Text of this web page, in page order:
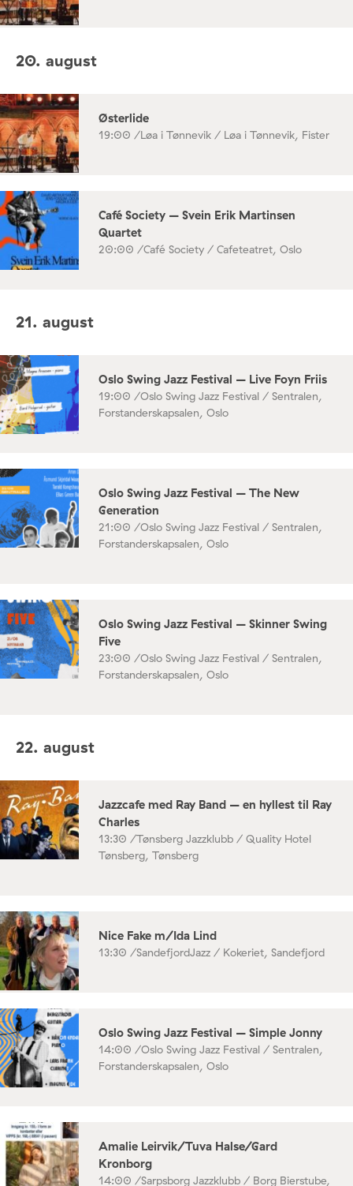
20. august
Østerlide
19:00 /Løa i Tønnevik / Løa i Tønnevik, Fister
Café Society – Svein Erik Martinsen
Quartet
20:00 /Café Society / Cafeteatret, Oslo
21. august
Oslo Swing Jazz Festival – Live Foyn Friis
19:00 /Oslo Swing Jazz Festival / Sentralen,
Forstanderskapsalen, Oslo
Oslo Swing Jazz Festival – The New
Generation
21:00 /Oslo Swing Jazz Festival / Sentralen,
Forstanderskapsalen, Oslo
Oslo Swing Jazz Festival – Skinner Swing
Five
23:00 /Oslo Swing Jazz Festival / Sentralen,
Forstanderskapsalen, Oslo
22. august
Jazzcafe med Ray Band – en hyllest til Ray
Charles
13:30 /Tønsberg Jazzklubb / Quality Hotel
Tønsberg, Tønsberg
Nice Fake m/Ida Lind
13:30 /SandefjordJazz / Kokeriet, Sandefjord
Oslo Swing Jazz Festival – Simple Jonny
14:00 /Oslo Swing Jazz Festival / Sentralen,
Forstanderskapsalen, Oslo
Amalie Leirvik/Tuva Halse/Gard
Kronborg
14:00 /Sarpsborg Jazzklubb / Borg Bierstube,